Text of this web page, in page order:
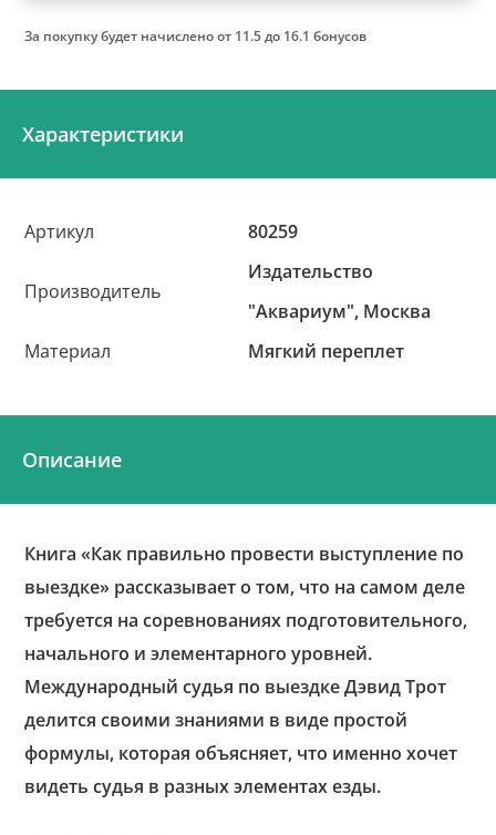
За покупку будет начисленоот 11.5 до 16.1 бонусов
Характеристики
Артикул 80259
Производитель
Издательство
"Аквариум", Москва
Материал
Мягкий переплет
Описание
Книга «Как правильно провести выступление по
выездке» рассказывает о том, что на самом деле
требуется на соревнованиях подготовительного,
начального и элементарного уровней.
Международный судья по выездке Дэвид Трот
делится своими знаниями в виде простой
формулы, которая объясняет, что именно хочет
видеть судья в разных элементах езды.